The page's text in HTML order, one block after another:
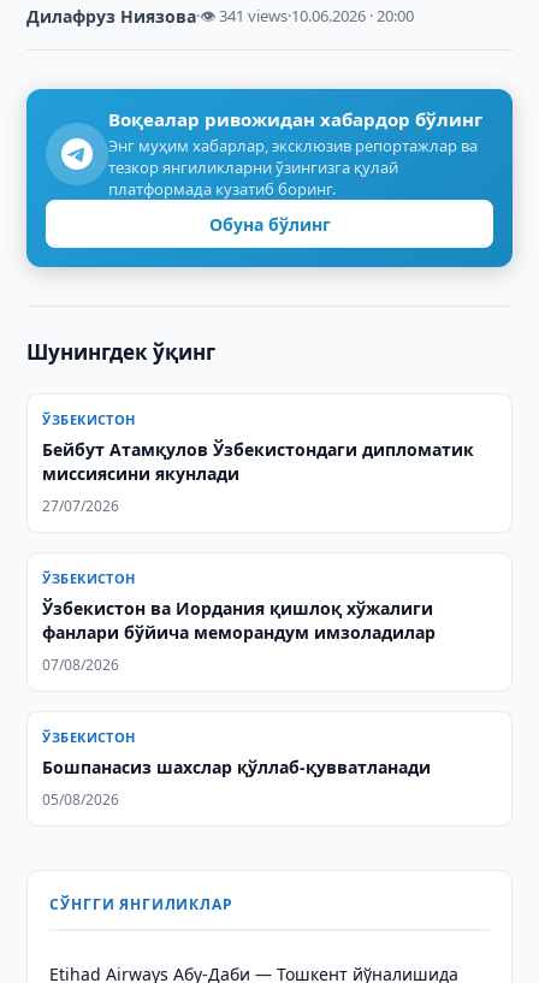
Дилафруз Ниязова·👁 341 views·10.06.2026 · 20:00
Воқеалар ривожидан хабардор бўлинг
Энг муҳим хабарлар, эксклюзив репортажлар ва
тезкор янгиликларни ўзингизга қулай
платформада кузатиб боринг.
Обуна бўлинг
Шунингдек ўқинг
ЎЗБЕКИСТОН
Бейбут Атамқулов Ўзбекистондаги дипломатик
миссиясини якунлади
27/07/2026
ЎЗБЕКИСТОН
Ўзбекистон ва Иордания қишлоқ хўжалиги
фанлари бўйича меморандум имзоладилар
07/08/2026
ЎЗБЕКИСТОН
Бошпанасиз шахслар қўллаб-қувватланади
05/08/2026
СЎНГГИ ЯНГИЛИКЛАР
Etihad Airways Абу-Даби — Тошкент йўналишида